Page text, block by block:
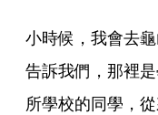
小時候，我會去
告訴我們，那裡
所學校的同學，